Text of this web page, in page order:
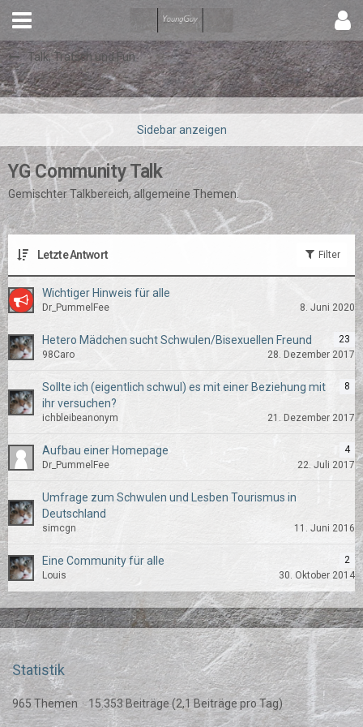
Talk, Tratsch und Fun
YG Community Talk
Gemischter Talkbereich, allgemeine Themen.
Letzte Antwort Filter
Wichtiger Hinweis für alle
Dr_PummelFee 8. Juni 2020
Hetero Mädchen sucht Schwulen/Bisexuellen Freund
23
98Caro
28. Dezember 2017
Sollte ich (eigentlich schwul) es mit einer Beziehung mit
ihr versuchen?
8
ichbleibeanonym 21. Dezember 2017
Aufbau einer Homepage
4
Dr_PummelFee
22. Juli 2017
Umfrage zum Schwulen und Lesben Tourismus in
Deutschland
simcgn 11. Juni 2016
Eine Community für alle
2
Louis
30. Oktober 2014
Statistik
965 Themen 15.353 Beiträge (2,1 Beiträge pro Tag)